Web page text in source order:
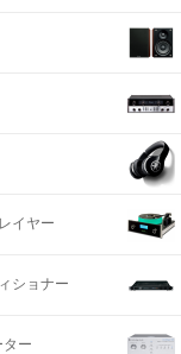
イヤー
ショナー
ター